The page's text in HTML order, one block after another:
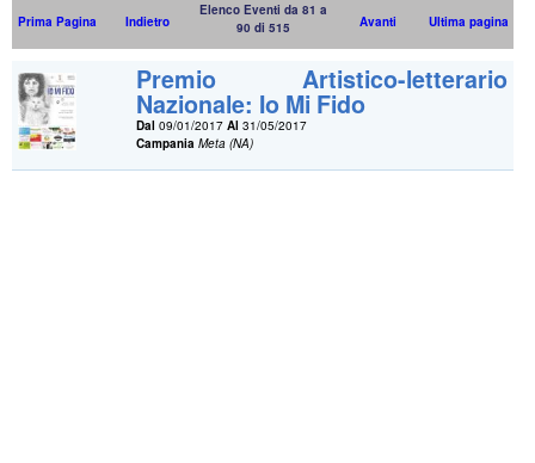
Prima Pagina Indietro
Elenco Eventi da 81 a
90 di 515
Avanti Ultima pagina
Premio Artistico-letterario
Nazionale: Io Mi Fido
Dal 09/01/2017Al 31/05/2017
Campania Meta (NA)